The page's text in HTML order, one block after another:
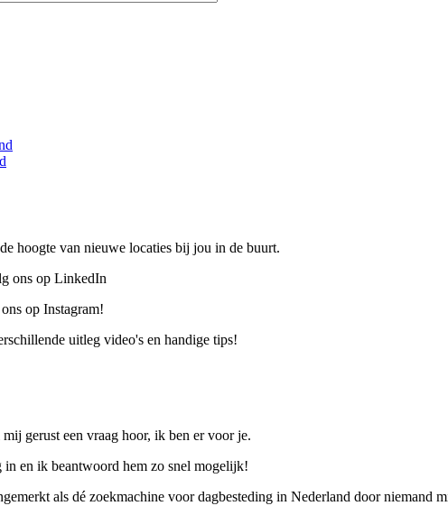
hoogte van nieuwe locaties bij jou in de buurt.
ons op LinkedIn
op Instagram!
uitleg video's en handige tips!
gerust een vraag hoor, ik ben er voor je.
en ik beantwoord hem zo snel mogelijk!
als dé zoekmachine voor dagbesteding in Nederland door niemand